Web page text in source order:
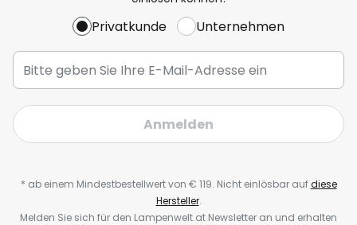
Privatkunde Unternehmen
Anmelden
* ab einem Mindestbestellwert von € 119. Nicht einlösbar aufdiese
Hersteller.
Melden Sie sich für den Lampenwelt.at Newsletter an und erhalten